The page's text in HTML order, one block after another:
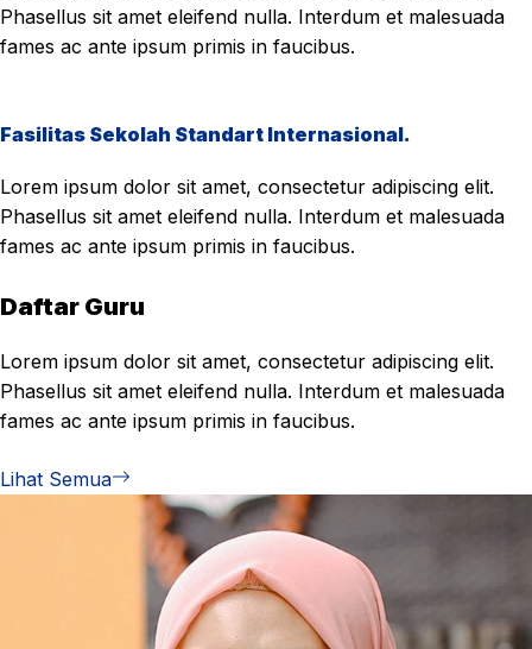
Phasellus sit amet eleifend nulla. Interdum et malesuada
fames ac ante ipsum primis in faucibus.
Fasilitas Sekolah Standart Internasional.
Lorem ipsum dolor sit amet, consectetur adipiscing elit.
Phasellus sit amet eleifend nulla. Interdum et malesuada
fames ac ante ipsum primis in faucibus.
Daftar Guru
Lorem ipsum dolor sit amet, consectetur adipiscing elit.
Phasellus sit amet eleifend nulla. Interdum et malesuada
fames ac ante ipsum primis in faucibus.
Lihat Semua